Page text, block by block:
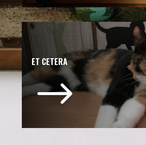
ET CETERA
$